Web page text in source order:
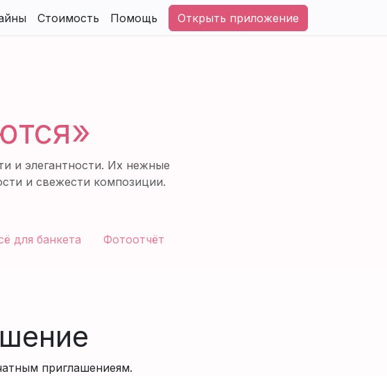
Стоимость Помощь Открыть приложение
и элегантности. Их нежные
и свежести композиции.
для банкета Фотоотчёт
приглашениеям.